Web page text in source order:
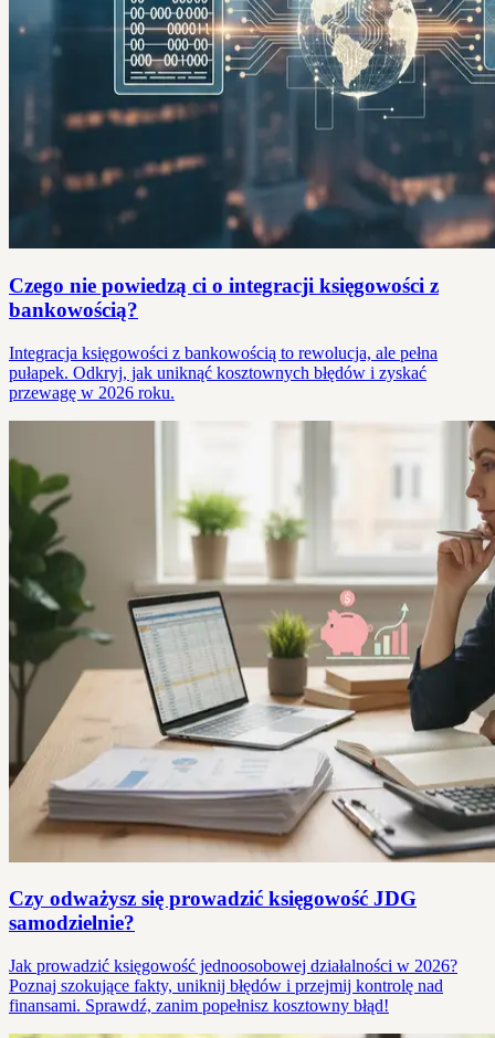
Czego nie powiedzą ci o integracji księgowości z
bankowością?
Integracja księgowości z bankowością to rewolucja, ale pełna
pułapek. Odkryj, jak uniknąć kosztownych błędów i zyskać
przewagę w 2026 roku.
Czy odważysz się prowadzić księgowość JDG
samodzielnie?
Jak prowadzić księgowość jednoosobowej działalności w 2026?
Poznaj szokujące fakty, uniknij błędów i przejmij kontrolę nad
finansami. Sprawdź, zanim popełnisz kosztowny błąd!